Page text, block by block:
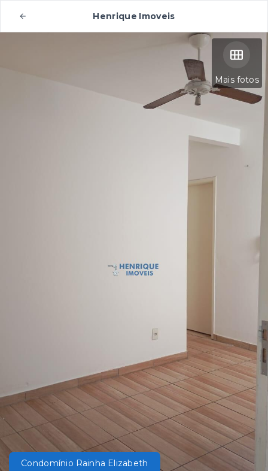
Henrique Imoveis
Mais fotos
Condomínio Rainha Elizabeth